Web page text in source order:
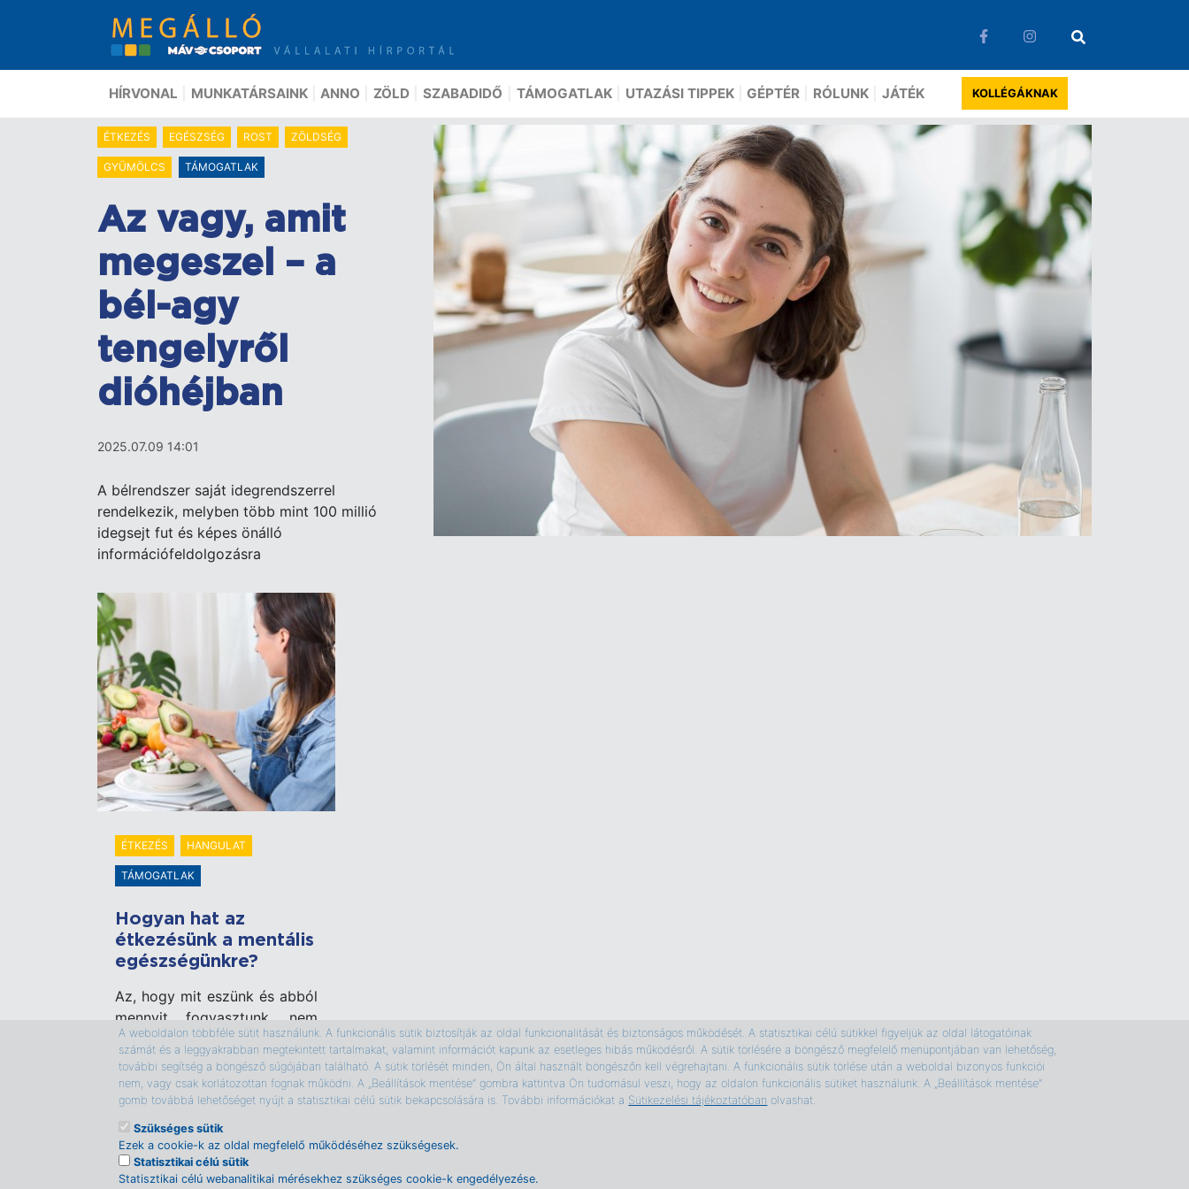
HÍRVONAL MUNKATÁRSAINK ANNO ZÖLD SZABADIDŐ TÁMOGATLAK UTAZÁSI TIPPEK GÉPTÉR RÓLUNK JÁTÉK KOLLÉGÁKNAK
ÉTKEZÉS EGÉSZSÉG ROST ZÖLDSÉG
GYÜMÖLCS TÁMOGATLAK
Az vagy, amit
megeszel – a
bél-agy
tengelyről
dióhéjban
2025.07.09 14:01
A bélrendszer saját idegrendszerrel
rendelkezik, melyben több mint 100 millió
idegsejt fut és képes önálló
információfeldolgozásra
ÉTKEZÉS HANGULAT
TÁMOGATLAK
Hogyan hat az
étkezésünk a mentális
egészségünkre?
Az, hogy mit eszünk és abból
mennyit fogyasztunk, nem
csak a súlyunkat
befolyásolhatja, hanem azt is,
hogyan érezzük magunkat és
milyen a mentális
egészségünk.
A weboldalon többféle sütit használunk. A funkcionális sütik biztosítják az oldal funkcionalitását és biztonságos működését. A statisztikai célú sütikkel figyeljük az oldal látogatóinak
számát és a leggyakrabban megtekintett tartalmakat, valamint információt kapunk az esetleges hibás működésről. A sütik törlésére a böngésző megfelelő menüpontjában van lehetőség,
további segítség a böngésző súgójában található. A sütik törlését minden, Ön által használt böngészőn kell végrehajtani. A funkcionális sütik törlése után a weboldal bizonyos funkciói
nem, vagy csak korlátozottan fognak működni. A „Beállítások mentése” gombra kattintva Ön tudomásul veszi, hogy az oldalon funkcionális sütiket használunk. A „Beállítások mentése”
gomb továbbá lehetőséget nyújt a statisztikai célú sütik bekapcsolására is. További információkat a Sütikezelési tájékoztatóban olvashat.
Szükséges sütik
Ezek a cookie-k az oldal megfelelő működéséhez szükségesek.
Statisztikai célú sütik
Statisztikai célú webanalitikai mérésekhez szükséges cookie-k engedélyezése.